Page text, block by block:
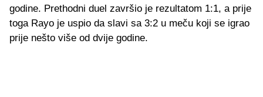
godine. Prethodni duel završio je rezultatom 1:1, a prije
toga Rayo je uspio da slavi sa 3:2 u meču koji se igrao
prije nešto više od dvije godine.